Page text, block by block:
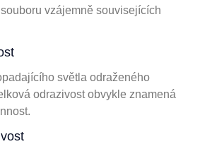
vzájemně souvisejících
světla odraženého
odrazivost obvykle znamená